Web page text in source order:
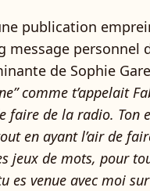
publication
message personnel
de Sophie
comme t’appelait
faire de la radio. Ton
en ayant l’air de
jeux de mots, pour
es venue avec moi